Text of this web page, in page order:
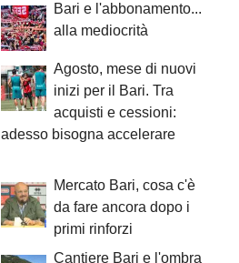
Bari e l'abbonamento...
alla mediocrità
Agosto, mese di nuovi
inizi per il Bari. Tra
acquisti e cessioni:
adesso bisogna accelerare
Mercato Bari, cosa c'è
da fare ancora dopo i
primi rinforzi
Cantiere Bari e l'ombra